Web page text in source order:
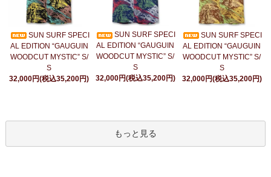
SUN SURF SPECI
AL EDITION “GAUGUIN
WOODCUT MYSTIC” S/
S
32,000円(税込35,200円)
SUN SURF SPECI
AL EDITION “GAUGUIN
WOODCUT MYSTIC” S/
S
32,000円(税込35,200円)
SUN SURF SPECI
AL EDITION “GAUGUIN
WOODCUT MYSTIC” S/
S
32,000円(税込35,200円)
もっと見る